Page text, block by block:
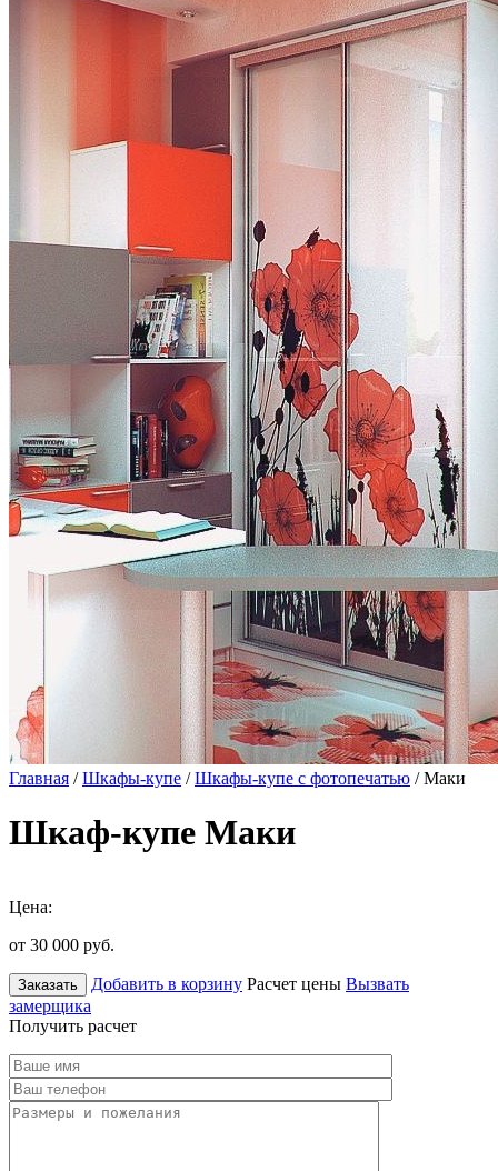
Главная /Шкафы-купе /Шкафы-купе с фотопечатью / Маки
Шкаф-купе Маки
Цена:
от 30 000 руб.
Заказать Добавить в корзину Расчет цены Вызвать
замерщика
Получить расчет